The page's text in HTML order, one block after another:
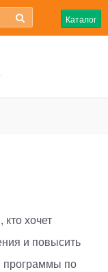
Каталог
хочет
и повысить
программы по